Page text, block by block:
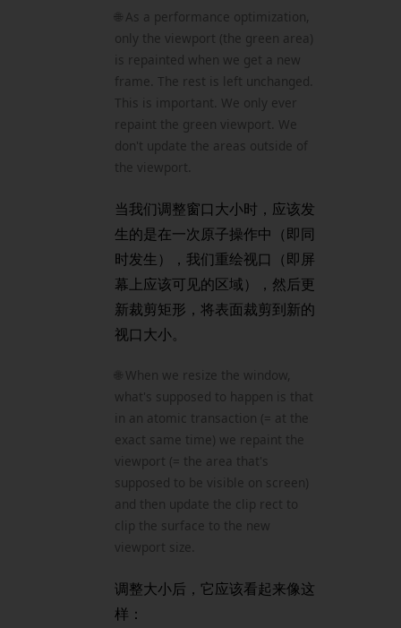
🌐 As a performance optimization,
only the viewport (the green area)
is repainted when we get a new
frame. The rest is left unchanged.
This is important. We only ever
repaint the green viewport. We
don't update the areas outside of
the viewport.
当我们调整窗口大小时，应该发
生的是在一次原子操作中（即同
时发生），我们重绘视口（即屏
幕上应该可见的区域），然后更
新裁剪矩形，将表面裁剪到新的
视口大小。
🌐 When we resize the window,
what's supposed to happen is that
in an atomic transaction (= at the
exact same time) we repaint the
viewport (= the area that's
supposed to be visible on screen)
and then update the clip rect to
clip the surface to the new
viewport size.
调整大小后，它应该看起来像这
样：